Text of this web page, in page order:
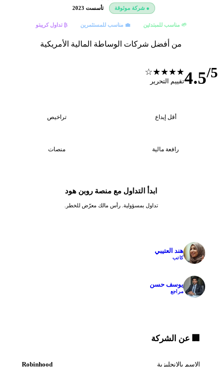
● شركة موثوقة تأسست 2023
🌱 مناسب للمبتدئين 💼 مناسب للمستثمرين ₿ تداول كريبتو
من أفضل شركات الوساطة المالية الأمريكية
4.5/5
★★★★☆
تقييم التحرير
أقل إيداع تراخيص
رافعة مالية منصات
ابدأ التداول مع منصة روبن هود
تداول بمسؤولية. رأس مالك معرّض للخطر.
هند العتيبي
كاتب
يوسف حسن
مراجع
🏢 عن الشركة
الاسم بالإنجليزية Robinhood